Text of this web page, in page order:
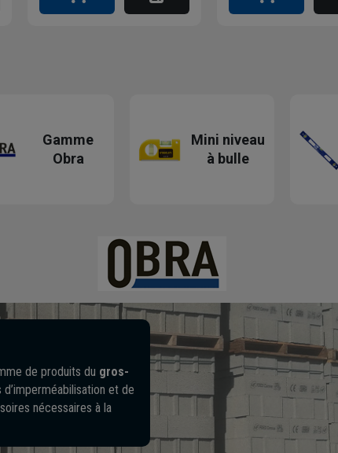
Gamme
Obra
Mini niveau
à bulle
de produits du gros-
et de
nécessaires à la